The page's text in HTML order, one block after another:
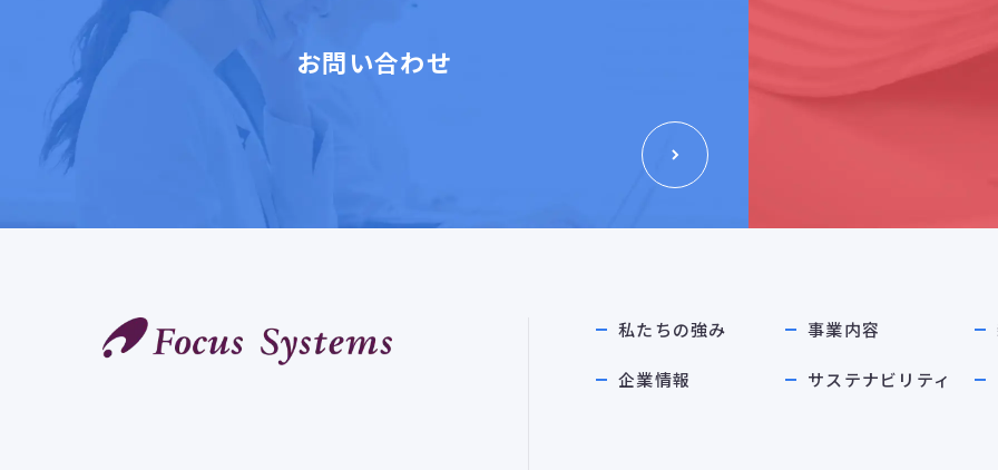
お問い合わせ
私たちの強み 事業内容
企業情報 サステナビリティ